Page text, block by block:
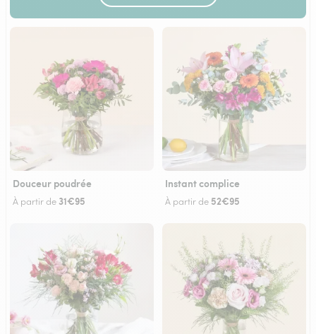
Douceur poudrée
À partir de 31€95
Instant complice
À partir de 52€95